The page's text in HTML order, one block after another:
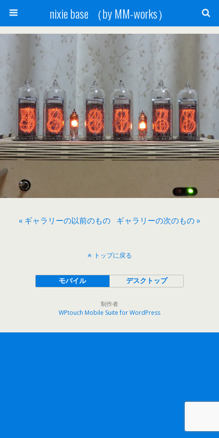
nixie base （by MM-works）
« ギャラリーの以前のもの ギャラリーの次のもの »
トップに戻る
モバイル デスクトップ
制作者
WPtouch Mobile Suite for WordPress